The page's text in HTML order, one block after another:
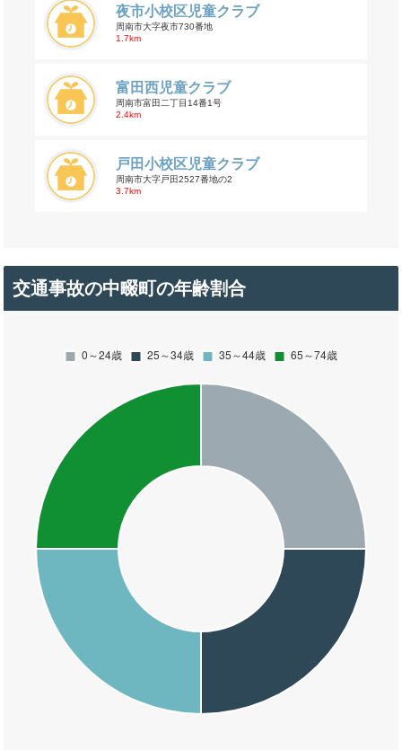
夜市小校区児童クラブ
周南市大字夜市730番地
1.7km
富田西児童クラブ
周南市富田二丁目14番1号
2.4km
戸田小校区児童クラブ
周南市大字戸田2527番地の2
3.7km
交通事故の中畷町の年齢割合